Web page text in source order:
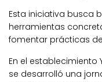
Esta iniciativa busca
herramientas
fomentar prácticas
En el establecimiento
se desarrolló una